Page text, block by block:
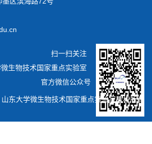
扫一扫关注
生物技术国家重点实验室
官方微信公众号
东大学微生物技术国家重点实验室版权所有